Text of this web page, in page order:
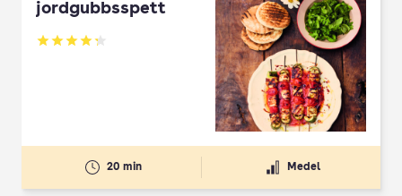
jordgubbsspett
Betyg: 4.3 av 5
20 min Medel